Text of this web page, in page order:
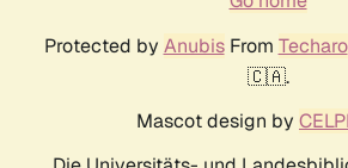
Protected by AnubisFrom Techaro
🇨🇦.
Mascot design by